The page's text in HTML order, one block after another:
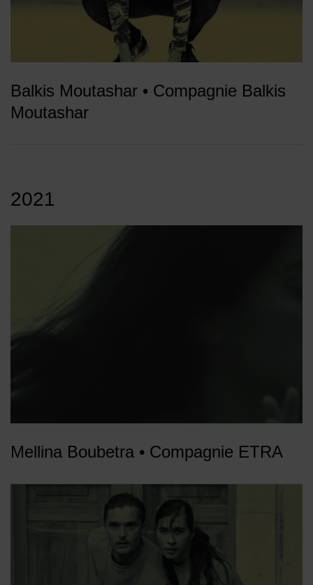
Balkis Moutashar • Compagnie Balkis
Moutashar
2021
Mellina Boubetra • Compagnie ETRA